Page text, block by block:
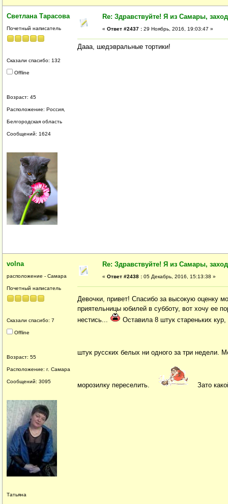
Светлана Тарасова
Почетный написатель
Сказали спасибо: 132
Offline
Возраст: 45
Расположение: Россия,
Белгородская область
Сообщений: 1624
Re: Здравствуйте! Я из Самары,
« Ответ #2437 : 29 Ноябрь, 2016, 19:03:47 »
Дааа, шедэвральные тортики!
volna
расположение - Самара
Почетный написатель
Сказали спасибо: 7
Offline
Возраст: 55
Расположение: г. Самара
Сообщений: 3095
Татьяна
Re: Здравствуйте! Я из Самары,
« Ответ #2438 : 05 Декабрь, 2016, 15:13:38 »
Девочки, привет! Спасибо за высокую оценку
приятельницы юбилей в субботу, вот хочу ее
нестись...
Оставила 8 штук стареньких
штук русских белых ни одного за три недели.
морозилку переселить. Зато